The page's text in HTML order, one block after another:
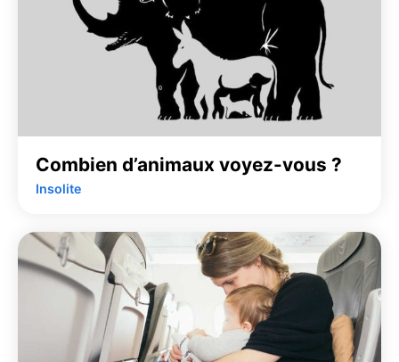
Combien d’animaux voyez-vous ?
Insolite